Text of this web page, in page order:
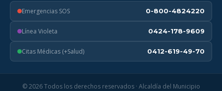
Emergencias SOS 0-800-4824220
Línea Violeta 0424-178-9609
Citas Médicas (+Salud) 0412-619-49-70
© 2026 Todos los derechos reservados · Alcaldía del Municipio